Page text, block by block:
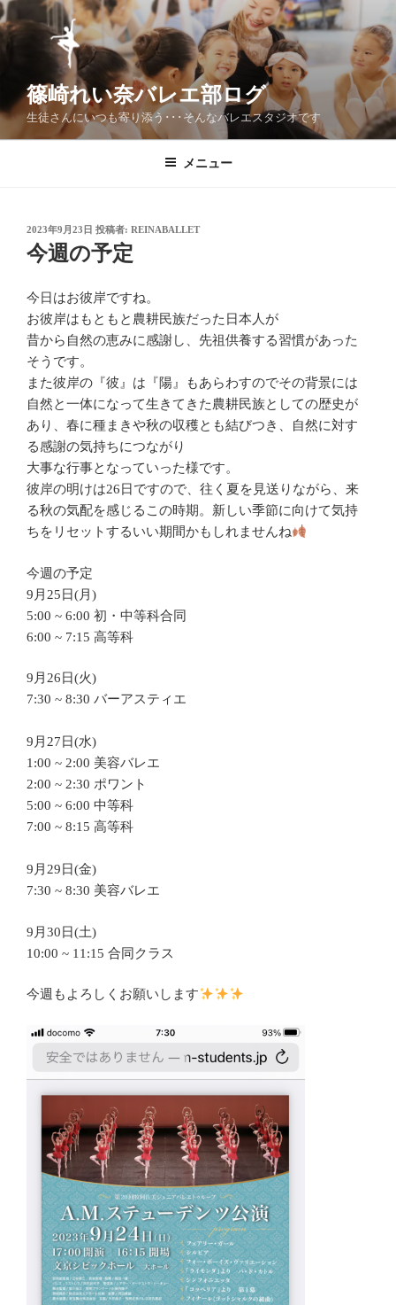
コ
ン
テ
へ
ス
篠崎れい奈バレエ部ログ
生徒さんにいつも寄り添う･･･そんなバレエスタジオです
メニュー
投
稿
日:
2023年9月23日 投稿者: REINABALLET
今週の予定
今日はお彼岸ですね。
お彼岸はもともと農耕民族だった日本人が
昔から自然の恵みに感謝し、先祖供養する習慣があった
そうです。
また彼岸の『彼』は『陽』もあらわすのでその背景には
自然と一体になって生きてきた農耕民族としての歴史が
あり、春に種まきや秋の収穫とも結びつき、自然に対す
る感謝の気持ちにつながり
大事な行事となっていった様です。
彼岸の明けは26日ですので、往く夏を見送りながら、来
る秋の気配を感じるこの時期。新しい季節に向けて気持
ちをリセットするいい期間かもしれませんね
今週の予定
9月25日(月)
5:00 ~ 6:00 初・中等科合同
6:00 ~ 7:15 高等科
9月26日(火)
7:30 ~ 8:30 バーアスティエ
9月27日(水)
1:00 ~ 2:00 美容バレエ
2:00 ~ 2:30 ポワント
5:00 ~ 6:00 中等科
7:00 ~ 8:15 高等科
9月29日(金)
7:30 ~ 8:30 美容バレエ
9月30日(土)
10:00 ~ 11:15 合同クラス
今週もよろしくお願いします